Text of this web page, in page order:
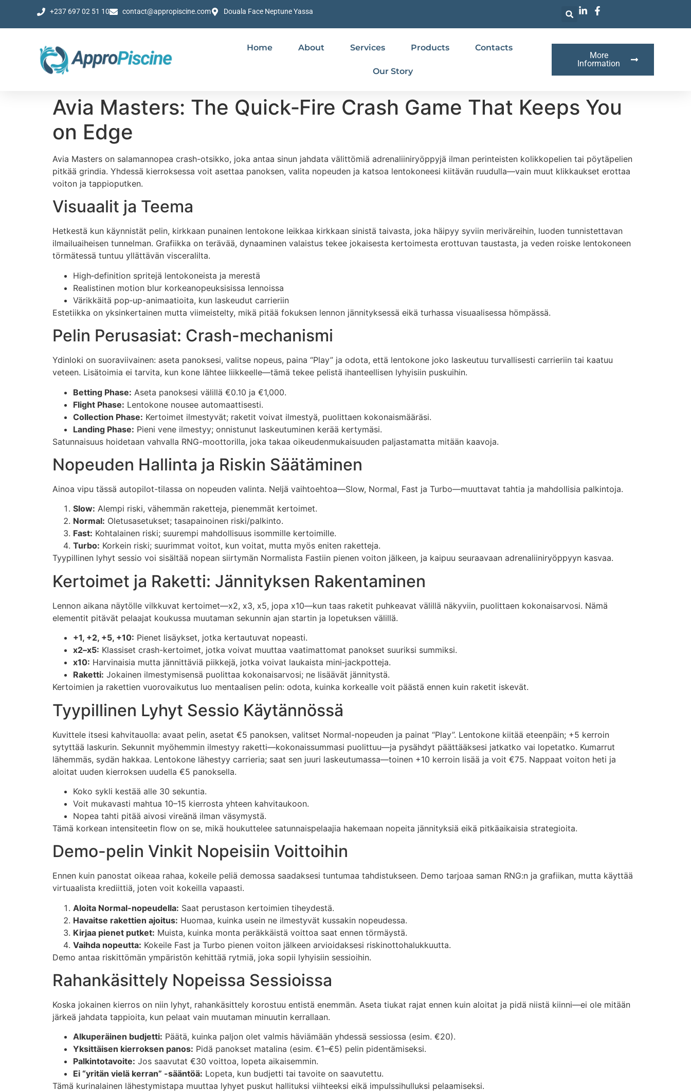
+237 697 02 51 10 contact@appropiscine.com Douala Face Neptune Yassa
Home About Services Products Contacts
Our Story
More
Information
Avia Masters: The Quick‑Fire Crash Game That Keeps You
on Edge
Avia Masters on salamannopea crash-otsikko, joka antaa sinun jahdata välittömiä adrenaliiniryöppyjä ilman perinteisten kolikkopelien tai pöytäpelien
pitkää grindia. Yhdessä kierroksessa voit asettaa panoksen, valita nopeuden ja katsoa lentokoneesi kiitävän ruudulla—vain muut klikkaukset erottaa
voiton ja tappioputken.
Visuaalit ja Teema
Hetkestä kun käynnistät pelin, kirkkaan punainen lentokone leikkaa kirkkaan sinistä taivasta, joka häipyy syviin meriväreihin, luoden tunnistettavan
ilmailuaiheisen tunnelman. Grafiikka on terävää, dynaaminen valaistus tekee jokaisesta kertoimesta erottuvan taustasta, ja veden roiske lentokoneen
törmätessä tuntuu yllättävän visceralilta.
High‑definition spritejä lentokoneista ja merestä
Realistinen motion blur korkeanopeuksisissa lennoissa
Värikkäitä pop‑up-animaatioita, kun laskeudut carrieriin
Estetiikka on yksinkertainen mutta viimeistelty, mikä pitää fokuksen lennon jännityksessä eikä turhassa visuaalisessa hömpässä.
Pelin Perusasiat: Crash-mechanismi
Ydinloki on suoraviivainen: aseta panoksesi, valitse nopeus, paina “Play” ja odota, että lentokone joko laskeutuu turvallisesti carrieriin tai kaatuu
veteen. Lisätoimia ei tarvita, kun kone lähtee liikkeelle—tämä tekee pelistä ihanteellisen lyhyisiin puskuihin.
Betting Phase: Aseta panoksesi välillä €0.10 ja €1,000.
Flight Phase: Lentokone nousee automaattisesti.
Collection Phase: Kertoimet ilmestyvät; raketit voivat ilmestyä, puolittaen kokonaismääräsi.
Landing Phase: Pieni vene ilmestyy; onnistunut laskeutuminen kerää kertymäsi.
Satunnaisuus hoidetaan vahvalla RNG-moottorilla, joka takaa oikeudenmukaisuuden paljastamatta mitään kaavoja.
Nopeuden Hallinta ja Riskin Säätäminen
Ainoa vipu tässä autopilot-tilassa on nopeuden valinta. Neljä vaihtoehtoa—Slow, Normal, Fast ja Turbo—muuttavat tahtia ja mahdollisia palkintoja.
Slow: Alempi riski, vähemmän raketteja, pienemmät kertoimet.
Normal: Oletusasetukset; tasapainoinen riski/palkinto.
Fast: Kohtalainen riski; suurempi mahdollisuus isommille kertoimille.
Turbo: Korkein riski; suurimmat voitot, kun voitat, mutta myös eniten raketteja.
Tyypillinen lyhyt sessio voi sisältää nopean siirtymän Normalista Fastiin pienen voiton jälkeen, ja kaipuu seuraavaan adrenaliiniryöppyyn kasvaa.
Kertoimet ja Raketti: Jännityksen Rakentaminen
Lennon aikana näytölle vilkkuvat kertoimet—x2, x3, x5, jopa x10—kun taas raketit puhkeavat välillä näkyviin, puolittaen kokonaisarvosi. Nämä
elementit pitävät pelaajat koukussa muutaman sekunnin ajan startin ja lopetuksen välillä.
+1, +2, +5, +10: Pienet lisäykset, jotka kertautuvat nopeasti.
x2–x5: Klassiset crash-kertoimet, jotka voivat muuttaa vaatimattomat panokset suuriksi summiksi.
x10: Harvinaisia mutta jännittäviä piikkejä, jotka voivat laukaista mini‑jackpotteja.
Raketti: Jokainen ilmestymisensä puolittaa kokonaisarvosi; ne lisäävät jännitystä.
Kertoimien ja rakettien vuorovaikutus luo mentaalisen pelin: odota, kuinka korkealle voit päästä ennen kuin raketit iskevät.
Tyypillinen Lyhyt Sessio Käytännössä
Kuvittele itsesi kahvitauolla: avaat pelin, asetat €5 panoksen, valitset Normal-nopeuden ja painat “Play”. Lentokone kiitää eteenpäin; +5 kerroin
sytyttää laskurin. Sekunnit myöhemmin ilmestyy raketti—kokonaissummasi puolittuu—ja pysähdyt päättääksesi jatkatko vai lopetatko. Kumarrut
lähemmäs, sydän hakkaa. Lentokone lähestyy carrieria; saat sen juuri laskeutumassa—toinen +10 kerroin lisää ja voit €75. Nappaat voiton heti ja
aloitat uuden kierroksen uudella €5 panoksella.
Koko sykli kestää alle 30 sekuntia.
Voit mukavasti mahtua 10–15 kierrosta yhteen kahvitaukoon.
Nopea tahti pitää aivosi vireänä ilman väsymystä.
Tämä korkean intensiteetin flow on se, mikä houkuttelee satunnaispelaajia hakemaan nopeita jännityksiä eikä pitkäaikaisia strategioita.
Demo-pelin Vinkit Nopeisiin Voittoihin
Ennen kuin panostat oikeaa rahaa, kokeile peliä demossa saadaksesi tuntumaa tahdistukseen. Demo tarjoaa saman RNG:n ja grafiikan, mutta käyttää
virtuaalista krediittiä, joten voit kokeilla vapaasti.
Aloita Normal-nopeudella: Saat perustason kertoimien tiheydestä.
Havaitse rakettien ajoitus: Huomaa, kuinka usein ne ilmestyvät kussakin nopeudessa.
Kirjaa pienet putket: Muista, kuinka monta peräkkäistä voittoa saat ennen törmäystä.
Vaihda nopeutta: Kokeile Fast ja Turbo pienen voiton jälkeen arvioidaksesi riskinottohalukkuutta.
Demo antaa riskittömän ympäristön kehittää rytmiä, joka sopii lyhyisiin sessioihin.
Rahankäsittely Nopeissa Sessioissa
Koska jokainen kierros on niin lyhyt, rahankäsittely korostuu entistä enemmän. Aseta tiukat rajat ennen kuin aloitat ja pidä niistä kiinni—ei ole mitään
järkeä jahdata tappioita, kun pelaat vain muutaman minuutin kerrallaan.
Alkuperäinen budjetti: Päätä, kuinka paljon olet valmis häviämään yhdessä sessiossa (esim. €20).
Yksittäisen kierroksen panos: Pidä panokset matalina (esim. €1–€5) pelin pidentämiseksi.
Palkintotavoite: Jos saavutat €30 voittoa, lopeta aikaisemmin.
Ei “yritän vielä kerran” -sääntöä: Lopeta, kun budjetti tai tavoite on saavutettu.
Tämä kurinalainen lähestymistapa muuttaa lyhyet puskut hallituksi viihteeksi eikä impulssihulluksi pelaamiseksi.